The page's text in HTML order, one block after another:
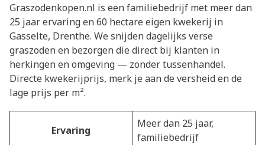
Graszodenkopen.nl is een familiebedrijf met meer dan
25 jaar ervaring en 60 hectare eigen kwekerij in
Gasselte, Drenthe. We snijden dagelijks verse
graszoden en bezorgen die direct bij klanten in
herkingen en omgeving — zonder tussenhandel.
Directe kwekerijprijs, merk je aan de versheid en de
lage prijs per m².
Ervaring
Meer dan 25 jaar,
familiebedrijf